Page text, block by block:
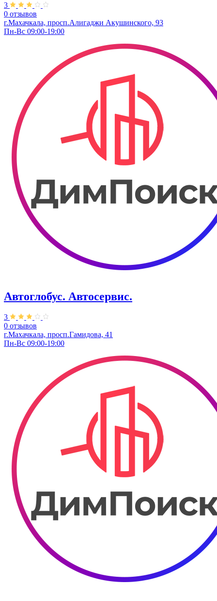
3
0 отзывов
г.Махачкала, просп.Алигаджи Акушинского, 93
Пн-Вс 09:00-19:00
Автоглобус. ​Автосервис.
3
0 отзывов
г.Махачкала, просп.Гамидова, 41
Пн-Вс 09:00-19:00